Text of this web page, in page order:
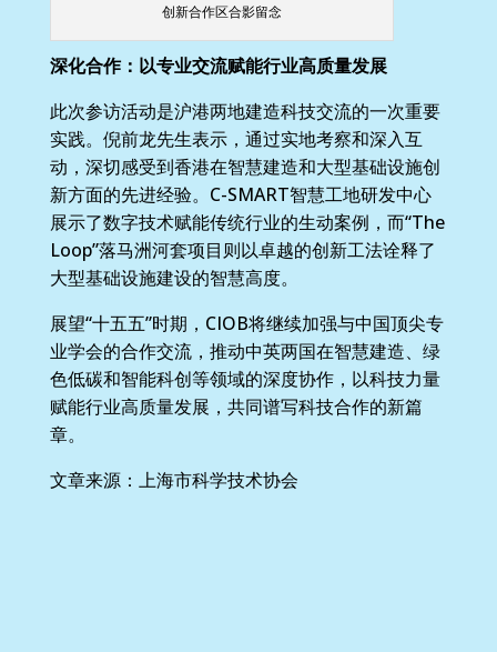
创新合作区合影留念
深化合作：以专业交流赋能行业高质量发展
此次参访活动是沪港两地建造科技交流的一次重要
实践。倪前龙先生表示，通过实地考察和深入互
动，深切感受到香港在智慧建造和大型基础设施创
新方面的先进经验。C-SMART智慧工地研发中心
展示了数字技术赋能传统行业的生动案例，而“The
Loop”落马洲河套项目则以卓越的创新工法诠释了
大型基础设施建设的智慧高度。
展望“十五五”时期，CIOB将继续加强与中国顶尖专
业学会的合作交流，推动中英两国在智慧建造、绿
色低碳和智能科创等领域的深度协作，以科技力量
赋能行业高质量发展，共同谱写科技合作的新篇
章。
文章来源：上海市科学技术协会